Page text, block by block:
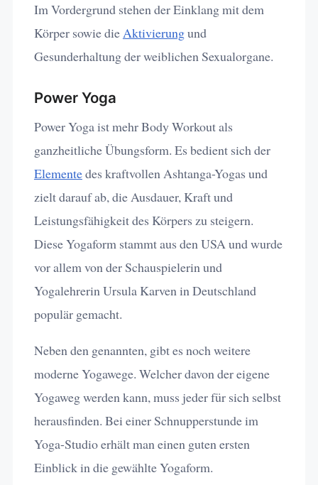
Im Vordergrund stehen der Einklang mit dem
Körper sowie dieAktivierungund
Gesunderhaltung der weiblichen Sexualorgane.
Power Yoga
Power Yoga ist mehr Body Workout als
ganzheitliche Übungsform. Es bedient sich der
Elementedes kraftvollen Ashtanga-Yogas und
zielt darauf ab, die Ausdauer, Kraft und
Leistungsfähigkeit des Körpers zu steigern.
Diese Yogaform stammt aus den USA und wurde
vor allem von der Schauspielerin und
Yogalehrerin Ursula Karven in Deutschland
populär gemacht.
Neben den genannten, gibt es noch weitere
moderne Yogawege. Welcher davon der eigene
Yogaweg werden kann, muss jeder für sich selbst
herausfinden. Bei einer Schnupperstunde im
Yoga-Studio erhält man einen guten ersten
Einblick in die gewählte Yogaform.